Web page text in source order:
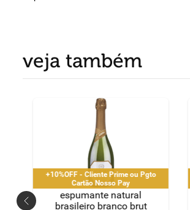
veja também
+10%OFF - Cliente Prime ou Pgto
Cartão Nosso Pay
espumante natural
brasileiro branco brut